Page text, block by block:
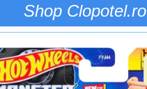
Shop Clopotel.ro